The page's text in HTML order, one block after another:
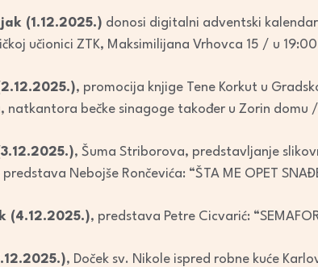
(1.12.2025.) donosi digitalni adventski
učionici ZTK, Maksimilijana Vrhovca 15 / u
, promocija knjige Tene Korkut u
natkantora bečke sinagoge također u Zorin domu /
, Šuma Striborova, predstavljanje
Nebojše Rončevića: “ŠTA ME OPET
(4.12.2025.), predstava Petre Cicvarić:
, Doček sv. Nikole ispred robne kuće